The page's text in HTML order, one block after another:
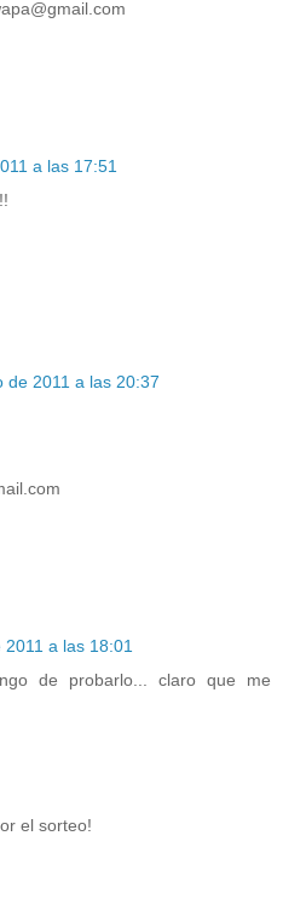
a las 17:51
de 2011 a las 20:37
2011 a las 18:01
de probarlo... claro que me
el sorteo!